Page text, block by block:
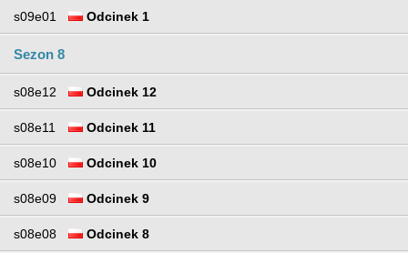
s09e01 Odcinek 1
Sezon 8
s08e12 Odcinek 12
s08e11 Odcinek 11
s08e10 Odcinek 10
s08e09 Odcinek 9
s08e08 Odcinek 8